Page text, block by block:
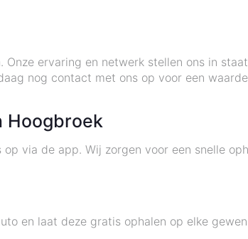
ervaring en netwerk stellen ons in
nog contact met ons op voor een
Hoogbroek
via de app. Wij zorgen voor een snelle
en laat deze gratis ophalen op elke